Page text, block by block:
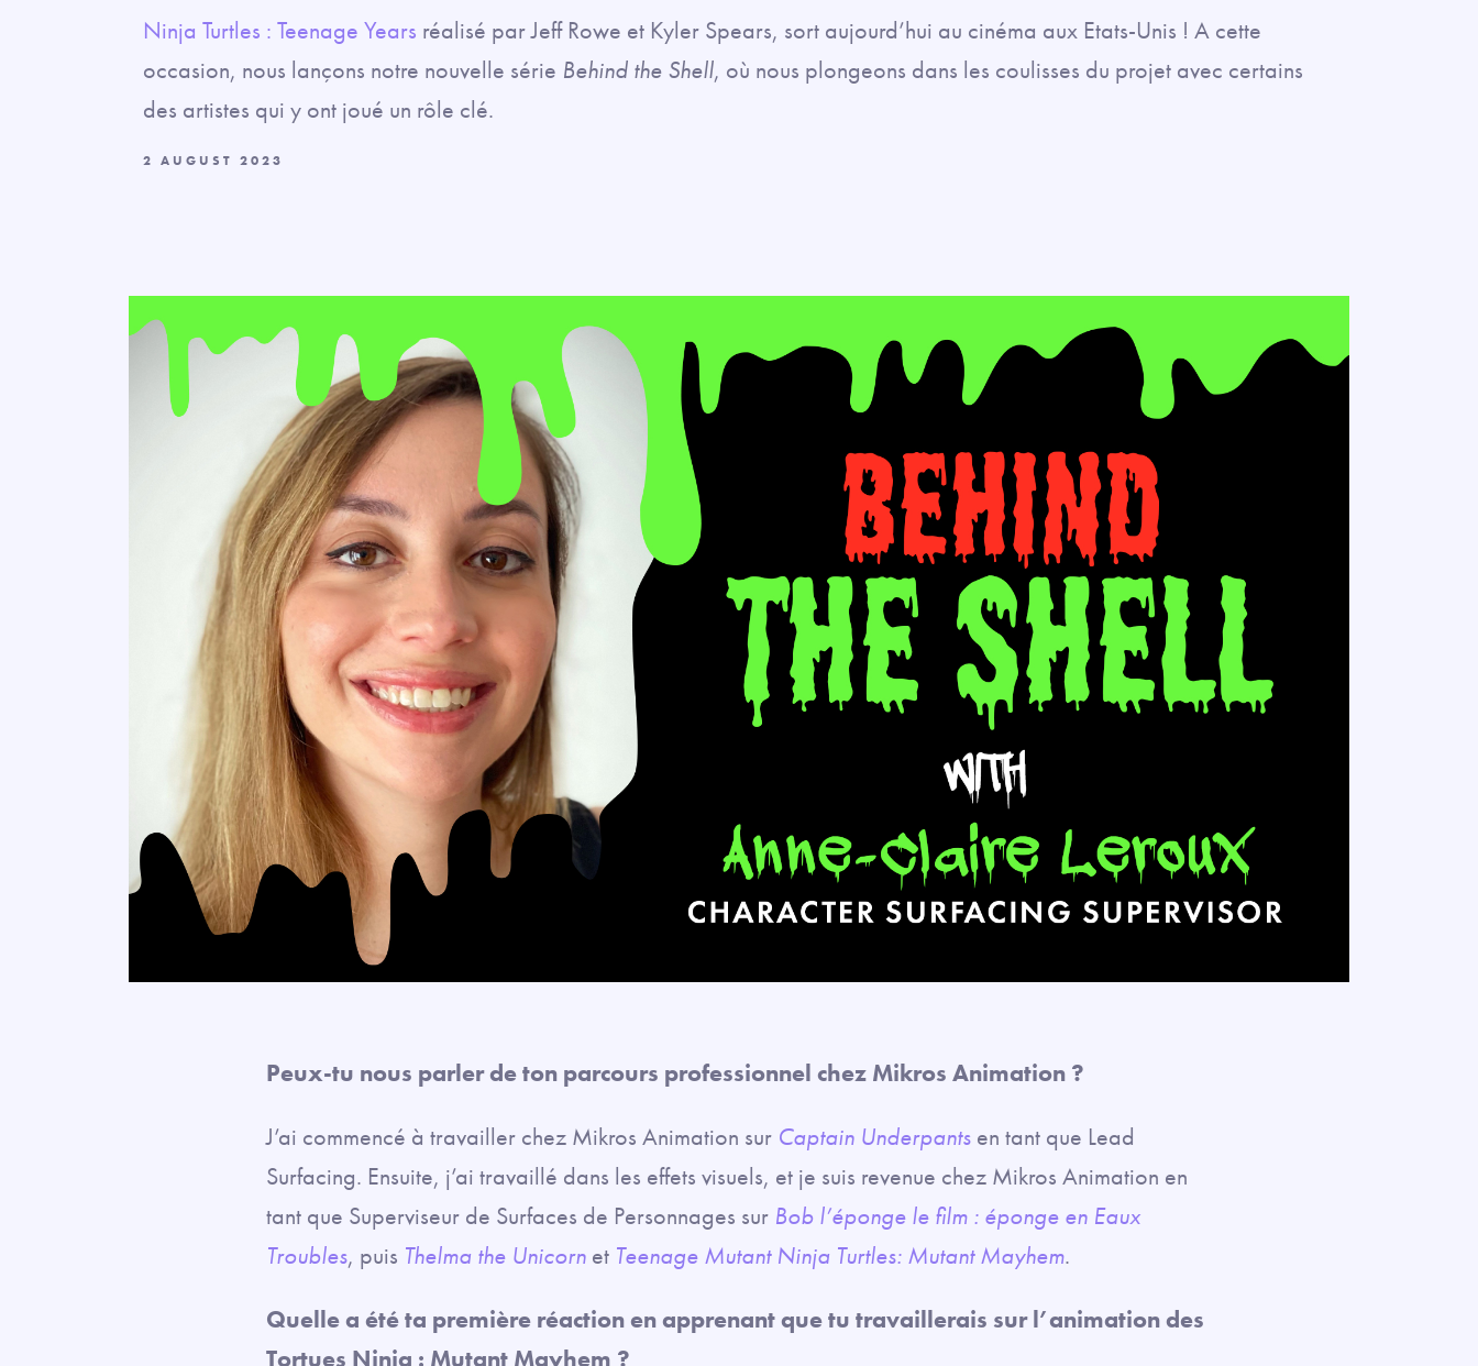
Ninja Turtles : Teenage Years réalisé par Jeff Rowe et Kyler Spears, sort aujourd’hui au cinéma aux Etats-Unis ! A cette
occasion, nous lançons notre nouvelle série Behind the Shell, où nous plongeons dans les coulisses du projet avec certains
des artistes qui y ont joué un rôle clé.
2 AUGUST 2023
Peux-tu nous parler de ton parcours professionnel chez Mikros Animation ?
J’ai commencé à travailler chez Mikros Animation sur Captain Underpants en tant que Lead
Surfacing. Ensuite, j’ai travaillé dans les effets visuels, et je suis revenue chez Mikros Animation en
tant que Superviseur de Surfaces de Personnages sur Bob l’éponge le film : éponge en Eaux
Troubles, puis Thelma the Unicorn et Teenage Mutant Ninja Turtles: Mutant Mayhem.
Quelle a été ta première réaction en apprenant que tu travaillerais sur l’animation des
Tortues Ninja : Mutant Mayhem ?